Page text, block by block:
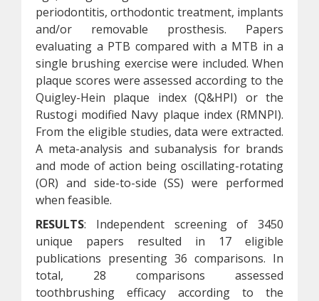
periodontitis, orthodontic treatment, implants
and/or removable prosthesis. Papers
evaluating a PTB compared with a MTB in a
single brushing exercise were included. When
plaque scores were assessed according to the
Quigley-Hein plaque index (Q&HPI) or the
Rustogi modified Navy plaque index (RMNPI).
From the eligible studies, data were extracted.
A meta-analysis and subanalysis for brands
and mode of action being oscillating-rotating
(OR) and side-to-side (SS) were performed
when feasible.
RESULTS: Independent screening of 3450
unique papers resulted in 17 eligible
publications presenting 36 comparisons. In
total, 28 comparisons assessed
toothbrushing efficacy according to the